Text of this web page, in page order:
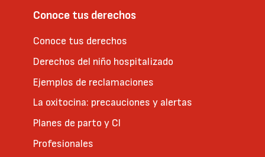
Conoce tus derechos
Conoce tus derechos
Derechos del niño hospitalizado
Ejemplos de reclamaciones
La oxitocina: precauciones y alertas
Planes de parto y CI
Profesionales